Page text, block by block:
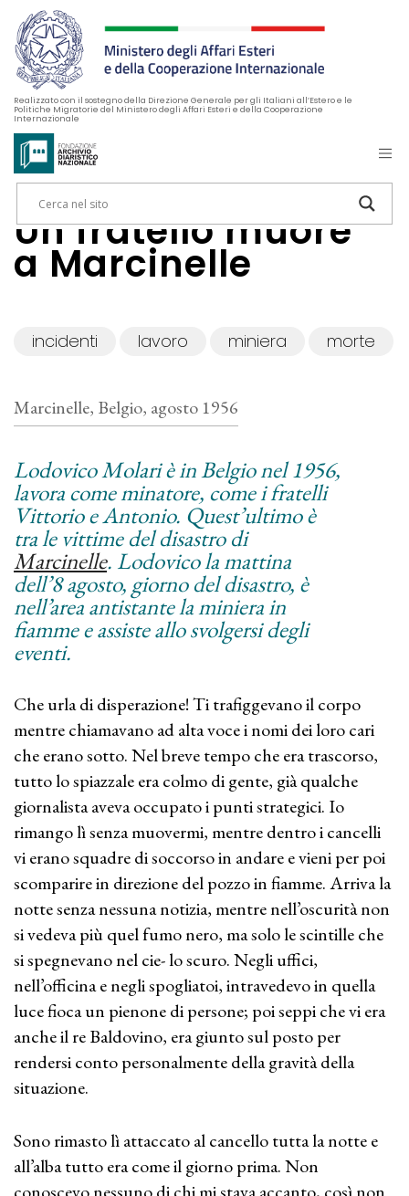
Realizzato con il sostegno della Direzione Generale per gli Italiani all’Estero e le
Politiche Migratorie del Ministero degli Affari Esteri e della Cooperazione
Internazionale
Un fratello muore
a Marcinelle
incidenti lavoro miniera morte
Marcinelle, Belgio, agosto 1956
Lodovico Molari è in Belgio nel 1956,
lavora come minatore, come i fratelli
Vittorio e Antonio. Quest’ultimo è
tra le vittime del disastro di
Marcinelle. Lodovico la mattina
dell’8 agosto, giorno del disastro, è
nell’area antistante la miniera in
fiamme e assiste allo svolgersi degli
eventi.
Che urla di disperazione! Ti trafiggevano il corpo
mentre chiamavano ad alta voce i nomi dei loro cari
che erano sotto. Nel breve tempo che era trascorso,
tutto lo spiazzale era colmo di gente, già qualche
giornalista aveva occupato i punti strategici. Io
rimango lì senza muovermi, mentre dentro i cancelli
vi erano squadre di soccorso in andare e vieni per poi
scomparire in direzione del pozzo in fiamme. Arriva la
notte senza nessuna notizia, mentre nell’oscurità non
si vedeva più quel fumo nero, ma solo le scintille che
si spegnevano nel cie- lo scuro. Negli uffici,
nell’officina e negli spogliatoi, intravedevo in quella
luce fioca un pienone di persone; poi seppi che vi era
anche il re Baldovino, era giunto sul posto per
rendersi conto personalmente della gravità della
situazione.
Sono rimasto lì attaccato al cancello tutta la notte e
all’alba tutto era come il giorno prima. Non